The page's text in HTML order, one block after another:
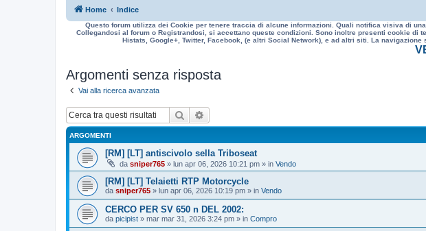
Home Indice
Questo forum utilizza dei Cookie per tenere traccia di alcune informazioni. Quali notifica visiva di
Collegandosi al forum o Registrandosi, si accettano queste condizioni. Sono inoltre presenti cookie di
Histats, Google+, Twitter, Facebook, (e altri Social Network), e ad altri siti. La
Argomenti senza risposta
Vai alla ricerca avanzata
Cerca
ARGOMENTI
[RM] [LT] antiscivolo sella Triboseat
da sniper765 » lun apr 06, 2026 10:21 pm » in Vendo
[RM] [LT] Telaietti RTP Motorcycle
da sniper765 » lun apr 06, 2026 10:19 pm » in Vendo
CERCO PER SV 650 n DEL 2002:
da picipist » mar mar 31, 2026 3:24 pm » in Compro